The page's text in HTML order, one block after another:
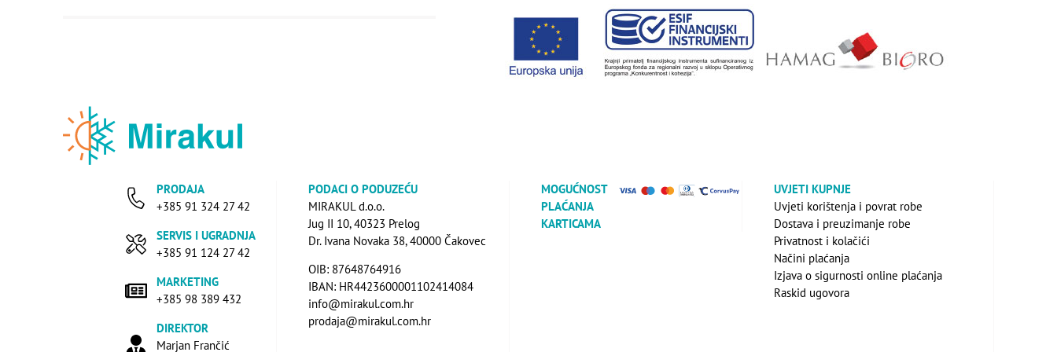
PRODAJA
+385 91 324 27 42
SERVIS I UGRADNJA
+385 91 124 27 42
MARKETING
+385 98 389 432
DIREKTOR
Marjan Frančić
PODACI O PODUZEĆU
MIRAKUL d.o.o.
Jug II 10, 40323 Prelog
Dr. Ivana Novaka 38, 40000 Čakovec
OIB: 87648764916
IBAN: HR4423600001102414084
info@mirakul.com.hr
prodaja@mirakul.com.hr
MOGUĆNOST
PLAĆANJA
KARTICAMA
UVJETI KUPNJE
Uvjeti korištenja i povrat robe
Dostava i preuzimanje robe
Privatnost i kolačići
Načini plaćanja
Izjava o sigurnosti online plaćanja
Raskid ugovora